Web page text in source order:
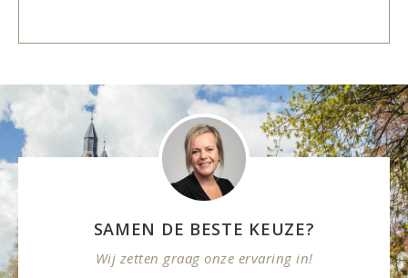
SAMEN DE BESTE KEUZE?
Wij zetten graag onze ervaring in!